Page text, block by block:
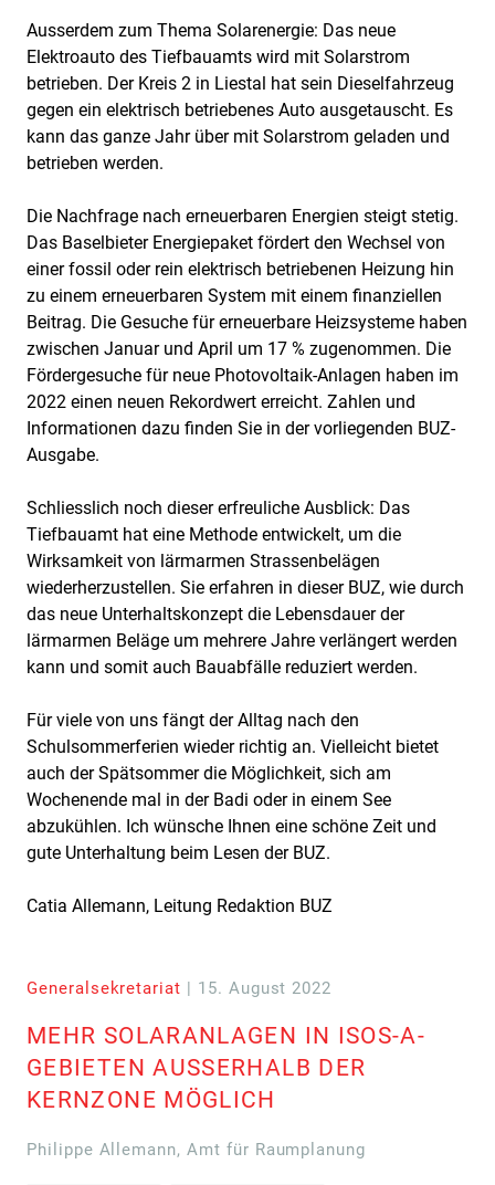
Ausserdem zum Thema Solarenergie: Das neue
Elektroauto des Tiefbauamts wird mit Solarstrom
betrieben. Der Kreis 2 in Liestal hat sein Dieselfahrzeug
gegen ein elektrisch betriebenes Auto ausgetauscht. Es
kann das ganze Jahr über mit Solarstrom geladen und
betrieben werden.
Die Nachfrage nach erneuerbaren Energien steigt stetig.
Das Baselbieter Energiepaket fördert den Wechsel von
einer fossil oder rein elektrisch betriebenen Heizung hin
zu einem erneuerbaren System mit einem finanziellen
Beitrag. Die Gesuche für erneuerbare Heizsysteme haben
zwischen Januar und April um 17 % zugenommen. Die
Fördergesuche für neue Photovoltaik-Anlagen haben im
2022 einen neuen Rekordwert erreicht. Zahlen und
Informationen dazu finden Sie in der vorliegenden BUZ-
Ausgabe.
Schliesslich noch dieser erfreuliche Ausblick: Das
Tiefbauamt hat eine Methode entwickelt, um die
Wirksamkeit von lärmarmen Strassenbelägen
wiederherzustellen. Sie erfahren in dieser BUZ, wie durch
das neue Unterhaltskonzept die Lebensdauer der
lärmarmen Beläge um mehrere Jahre verlängert werden
kann und somit auch Bauabfälle reduziert werden.
Für viele von uns fängt der Alltag nach den
Schulsommerferien wieder richtig an. Vielleicht bietet
auch der Spätsommer die Möglichkeit, sich am
Wochenende mal in der Badi oder in einem See
abzukühlen. Ich wünsche Ihnen eine schöne Zeit und
gute Unterhaltung beim Lesen der BUZ.
Catia Allemann, Leitung Redaktion BUZ
Generalsekretariat | 15. August 2022
MEHR SOLARANLAGEN IN ISOS-A-
GEBIETEN AUSSERHALB DER
KERNZONE MÖGLICH
Philippe Allemann, Amt für Raumplanung